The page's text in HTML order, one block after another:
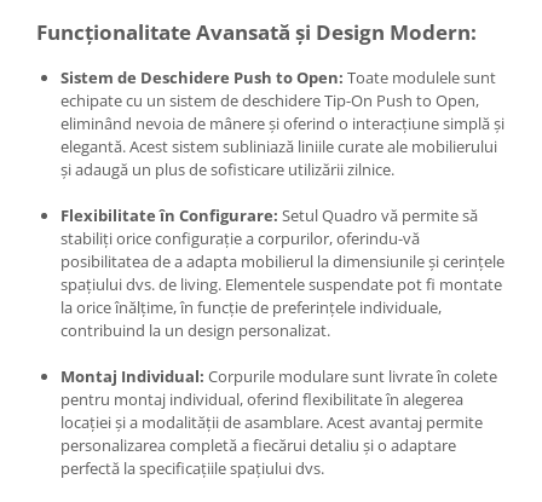
Funcționalitate Avansată și Design Modern:
Sistem de Deschidere Push to Open: Toate modulele sunt
echipate cu un sistem de deschidere Tip-On Push to Open,
eliminând nevoia de mânere și oferind o interacțiune simplă și
elegantă. Acest sistem subliniază liniile curate ale mobilierului
și adaugă un plus de sofisticare utilizării zilnice.
Flexibilitate în Configurare: Setul Quadro vă permite să
stabiliți orice configurație a corpurilor, oferindu-vă
posibilitatea de a adapta mobilierul la dimensiunile și cerințele
spațiului dvs. de living. Elementele suspendate pot fi montate
la orice înălțime, în funcție de preferințele individuale,
contribuind la un design personalizat.
Montaj Individual: Corpurile modulare sunt livrate în colete
pentru montaj individual, oferind flexibilitate în alegerea
locației și a modalității de asamblare. Acest avantaj permite
personalizarea completă a fiecărui detaliu și o adaptare
perfectă la specificațiile spațiului dvs.